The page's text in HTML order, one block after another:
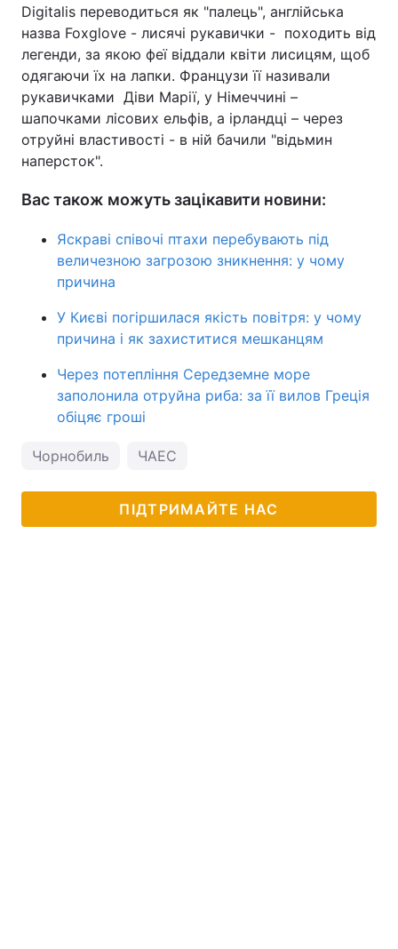
Digitalis переводиться як "палець", англійська
назва Foxglove - лисячі рукавички - походить від
легенди, за якою феї віддали квіти лисицям, щоб
одягаючи їх на лапки. Французи її називали
рукавичками Діви Марії, у Німеччині –
шапочками лісових ельфів, а ірландці – через
отруйні властивості - в ній бачили "відьмин
наперсток".
Вас також можуть зацікавити новини:
Яскраві співочі птахи перебувають під
величезною загрозою зникнення: у чому
причина
У Києві погіршилася якість повітря: у чому
причина і як захиститися мешканцям
Через потепління Середземне море
заполонила отруйна риба: за її вилов Греція
обіцяє гроші
Чорнобиль ЧАЕС
ПІДТРИМАЙТЕ НАС